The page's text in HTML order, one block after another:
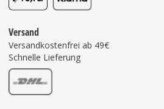
Versand
Versandkostenfrei ab 49€
Schnelle Lieferung